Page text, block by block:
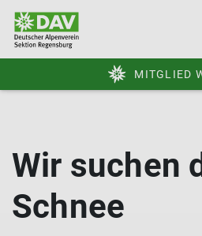
MITGLIED
Wir suchen
Schnee